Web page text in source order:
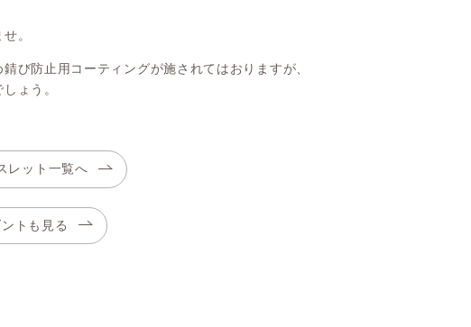
。
び防止用コーティングが施されてはおりますが、
しょう。
レット一覧へ
トも見る